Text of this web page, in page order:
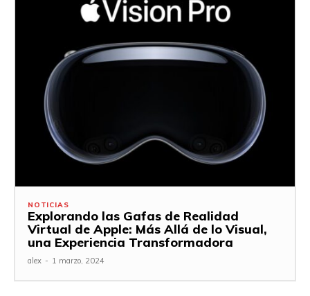
NOTICIAS
Explorando las Gafas de Realidad
Virtual de Apple: Más Allá de lo Visual,
una Experiencia Transformadora
alex - 1 marzo, 2024